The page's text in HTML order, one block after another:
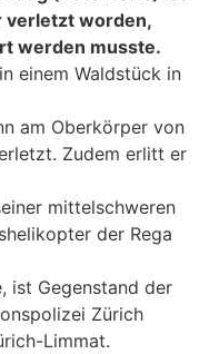
verletzt worden,
werden musste.
einem Waldstück in
am Oberkörper von
Zudem erlitt er
mittelschweren
der Rega
ist Gegenstand der
Zürich
Limmat.